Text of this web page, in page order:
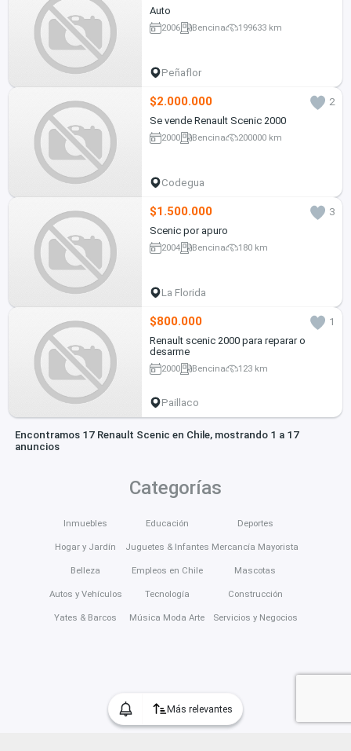
Más relevantes
Auto
2006 Bencina 199633 km
Peñaflor
$2.000.000
2
Se vende Renault Scenic 2000
2000 Bencina 200000 km
Codegua
$1.500.000
3
Scenic por apuro
2004 Bencina 180 km
La Florida
$800.000
1
Renault scenic 2000 para reparar o
desarme
2000 Bencina 123 km
Paillaco
Encontramos 17 Renault Scenic en Chile, mostrando 1 a 17
anuncios
Categorías
Inmuebles
Hogar y Jardín
Belleza
Autos y Vehículos
Yates & Barcos
Educación
Juguetes & Infantes
Empleos en Chile
Tecnología
Música Moda Arte
Deportes
Mercancía Mayorista
Mascotas
Construcción
Servicios y Negocios